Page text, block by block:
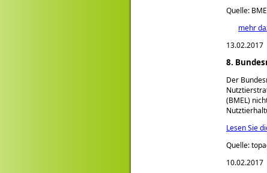
Quelle:
mehr
13.02.2017
8.
Der
(BMEL)
Lesen Sie
Quelle:
10.02.2017